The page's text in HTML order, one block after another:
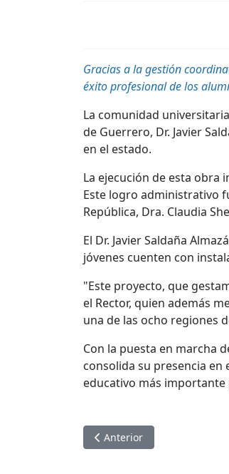
Gracias a la gestión
éxito profesional de los
La comunidad
de Guerrero, Dr. Javier
en el estado.
La ejecución de esta obra
Este logro administrativo
República, Dra. Claudia
El Dr. Javier Saldaña
jóvenes cuenten con
"Este proyecto, que
el Rector, quien además
una de las ocho regiones
Con la puesta en marcha
consolida su presencia
educativo más
Artículo anterior: INAUGURA
Anterior